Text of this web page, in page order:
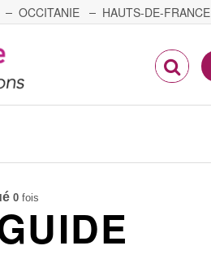
OCCITANIE HAUTS-DE-FRANCE
0 fois